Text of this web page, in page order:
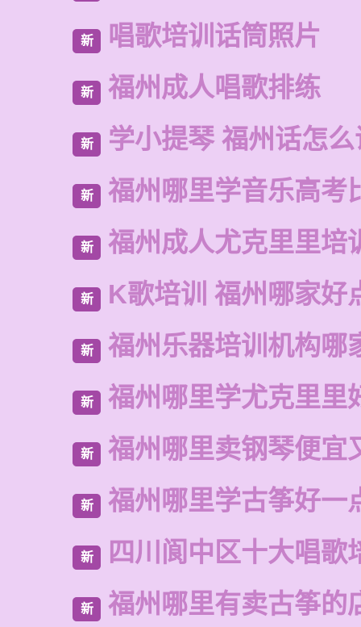
新 唱歌培训话筒照片
新 福州成人唱歌排练
新 学小提琴 福州话怎
新 福州哪里学音乐高考
新 福州成人尤克里里培
新 K歌培训 福州哪家好
新 福州乐器培训机构哪
新 福州哪里学尤克里里
新 福州哪里卖钢琴便宜
新 福州哪里学古筝好一
新 四川阆中区十大唱歌
新 福州哪里有卖古筝的